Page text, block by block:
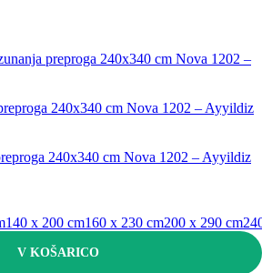
preproga 240x340 cm Nova 1202 –
240x340 cm Nova 1202 – Ayyildiz
240x340 cm Nova 1202 – Ayyildiz
140 x 200 cm160 x 230 cm200 x 290 cm
V KOŠARICO